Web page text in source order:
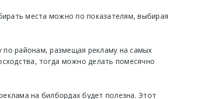
места можно по показателям, выбирая
по районам, размещая рекламу на самых
тогда можно делать помесячно
на билбордах будет полезна. Этот